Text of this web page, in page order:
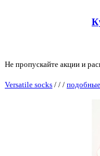
Не пропускайте акции и
Versatile socks / / /